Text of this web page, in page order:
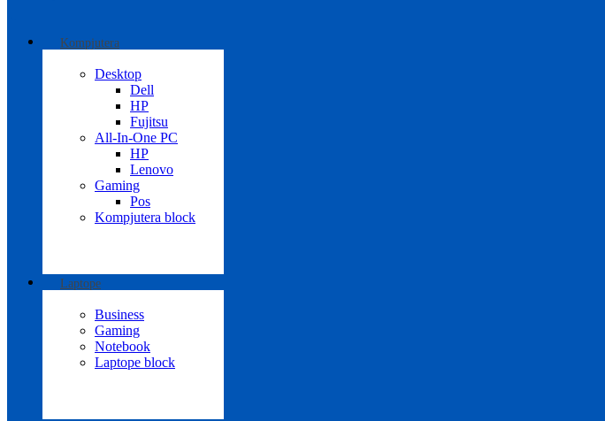
Kompjutera
Desktop
Dell
HP
Fujitsu
All-In-One PC
HP
Lenovo
Gaming
Pos
Kompjutera block
Laptope
Business
Gaming
Notebook
Laptope block